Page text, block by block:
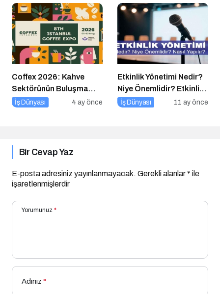
Coffex 2026: Kahve
Sektörünün Buluşma
Noktası
İş Dünyası 4 ay önce
Etkinlik Yönetimi Nedir?
Niye Önemlidir? Etkinlik
Yönetimi Nasıl Yapılır?
İş Dünyası 11 ay önce
Bir Cevap Yaz
E-posta adresiniz yayınlanmayacak. Gerekli alanlar* ile
işaretlenmişlerdir
Yorumunuz *
Adınız *